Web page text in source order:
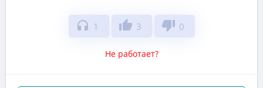
headphones 1 thumb_up 3 thumb_down 0
Не работает?